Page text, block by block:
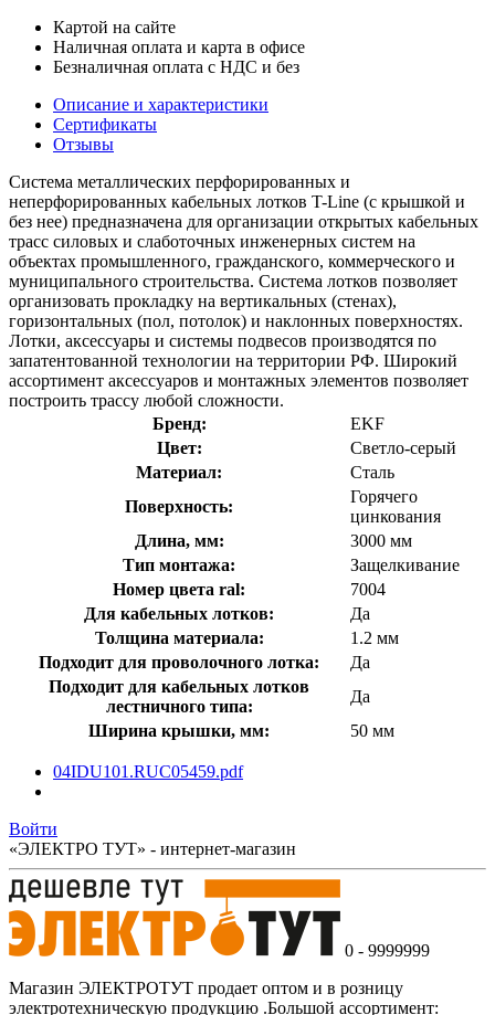
Картой на сайте
Наличная оплата и карта в офисе
Безналичная оплата с НДС и без
Описание и характеристики
Сертификаты
Отзывы
Система металлических перфорированных и
неперфорированных кабельных лотков T-Line (с крышкой и
без нее) предназначена для организации открытых кабельных
трасс силовых и слаботочных инженерных систем на
объектах промышленного, гражданского, коммерческого и
муниципального строительства. Система лотков позволяет
организовать прокладку на вертикальных (стенах),
горизонтальных (пол, потолок) и наклонных поверхностях.
Лотки, аксессуары и системы подвесов производятся по
запатентованной технологии на территории РФ. Широкий
ассортимент аксессуаров и монтажных элементов позволяет
построить трассу любой сложности.
Бренд:
EKF
Цвет:
Светло-серый
Материал:
Сталь
Поверхность:
Горячего
цинкования
Длина, мм:
3000 мм
Тип монтажа:
Защелкивание
Номер цвета ral:
7004
Для кабельных лотков:
Да
Толщина материала:
1.2 мм
Подходит для проволочного лотка:
Да
Подходит для кабельных лотков
лестничного типа:
Да
Ширина крышки, мм:
50 мм
04IDU101.RUС05459.pdf
Войти
«ЭЛЕКТРО ТУТ» - интернет-магазин
0 - 9999999
Магазин ЭЛЕКТРОТУТ продает оптом и в розницу
электротехническую продукцию .Большой ассортимент: